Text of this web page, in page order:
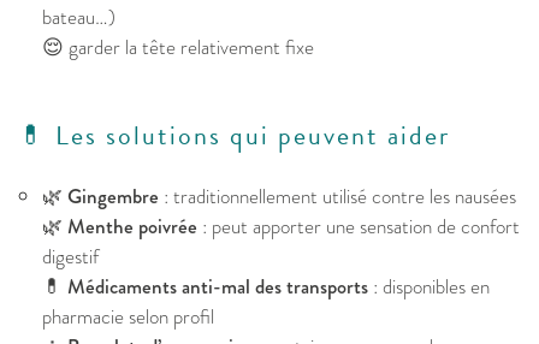
bateau…)
😌 garder la tête relativement fixe
💊 Les solutions qui peuvent aider
🌿 Gingembre : traditionnellement utilisé contre les nausées
🌿 Menthe poivrée : peut apporter une sensation de confort
digestif
💊 Médicaments anti-mal des transports : disponibles en
pharmacie selon profil